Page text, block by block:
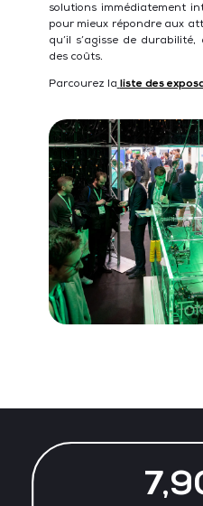
solutions immédiatement
pour mieux répondre aux
qu’il s’agisse de
des coûts.
Parcourez la liste des